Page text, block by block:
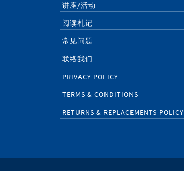
讲座/活动
阅读札记
常见问题
联络我们
PRIVACY POLICY
TERMS & CONDITIONS
RETURNS & REPLACEMENTS POLICY